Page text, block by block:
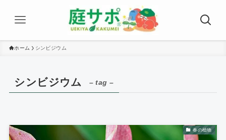
ホーム シンビジウム
シンビジウム – tag –
春の植物